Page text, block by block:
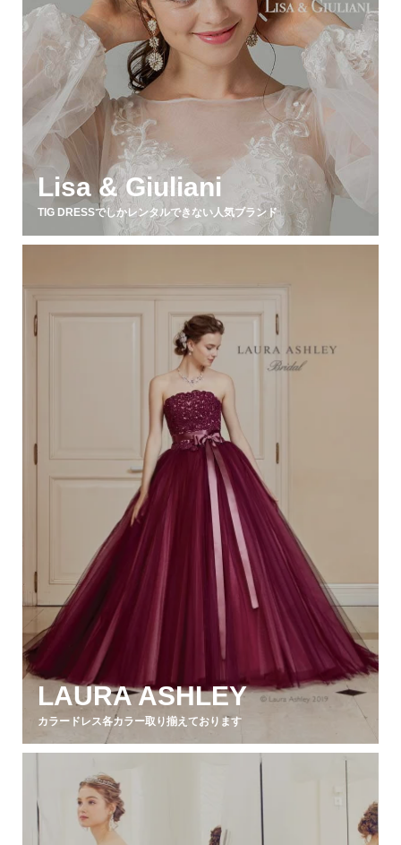
Lisa & Giuliani
TIG DRESSでしかレンタルできない人気ブランド
LAURA ASHLEY
カラードレス各カラー取り揃えております